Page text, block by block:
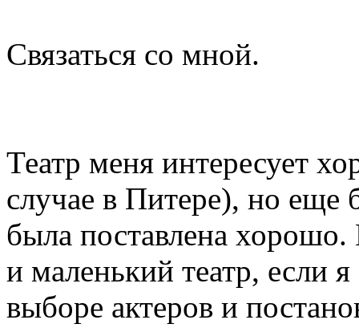
Связаться со мной.
Театр меня интересует
случае в Питере), но еще
была поставлена
и маленький театр, если
выборе актеров и